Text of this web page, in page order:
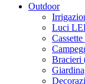
Outdoor
Luci
Bracieri